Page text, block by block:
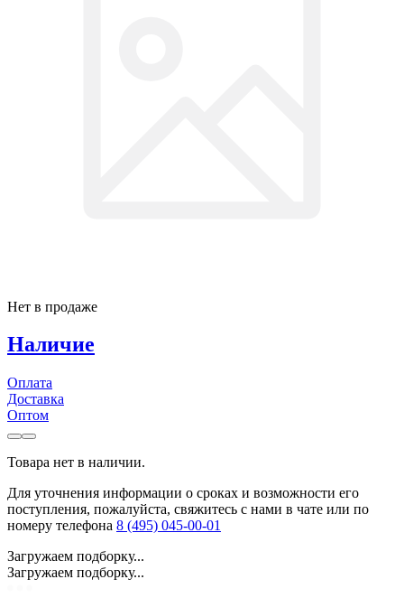
Нет в продаже
Наличие
Оплата
Доставка
Оптом
Товара нет в наличии.
Для уточнения информации о сроках и возможности его
поступления, пожалуйста, свяжитесь с нами в чате или по
номеру телефона 8 (495) 045-00-01
Загружаем подборку...
Загружаем подборку...